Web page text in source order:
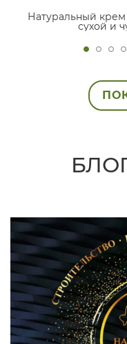
Натуральный
сухой и